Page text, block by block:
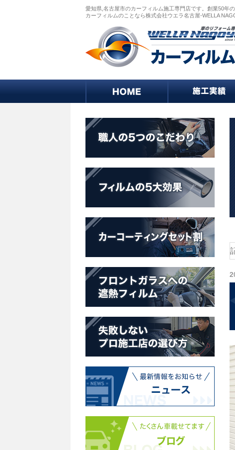
愛知県,名古屋市のカーフィルム施工専門店です。創業50年
カーフィルムのことなら株式会社ウエラ名古屋-WELLA